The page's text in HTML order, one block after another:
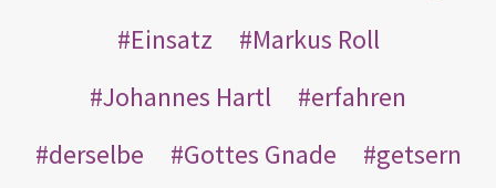
Einsatz
Markus Roll
Johannes Hartl
erfahren
derselbe
Gottes Gnade
getsern